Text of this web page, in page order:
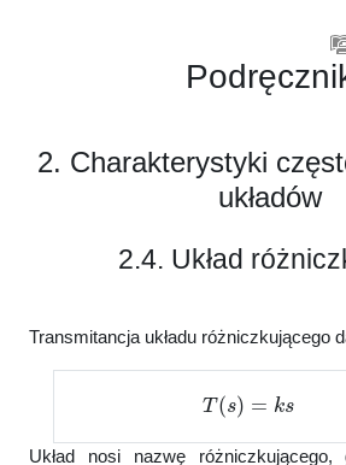
2. Charakterystyki
układów
2.4. Układ
Transmitancja układu różniczkującego
T(s )= s
Układ nosi nazwę